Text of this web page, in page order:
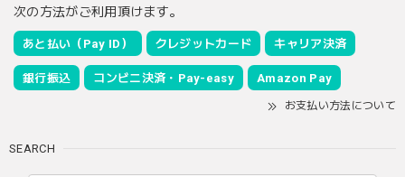
次の方法がご利用頂けます。
あと払い（Pay ID） クレジットカード キャリア決済
銀行振込 コンビニ決済・Pay-easy Amazon Pay
お支払い方法について
SEARCH